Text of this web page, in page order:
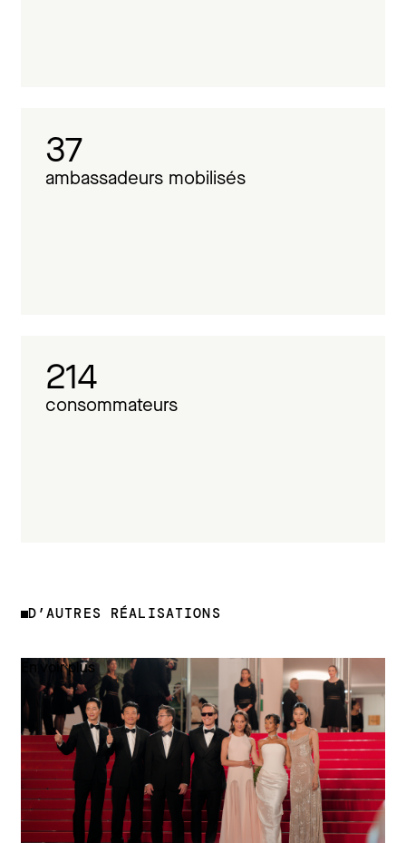
37
ambassadeurs mobilisés
214
consommateurs
D’AUTRES RÉALISATIONS
En voir plus